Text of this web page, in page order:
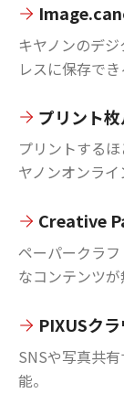
キヤノンのデ
レスに保存で
プリント枚
プリントする
ヤノンオンライ
Creative
ペーパークラ
なコンテンツが
PIXUSク
SNSや写真共
能。